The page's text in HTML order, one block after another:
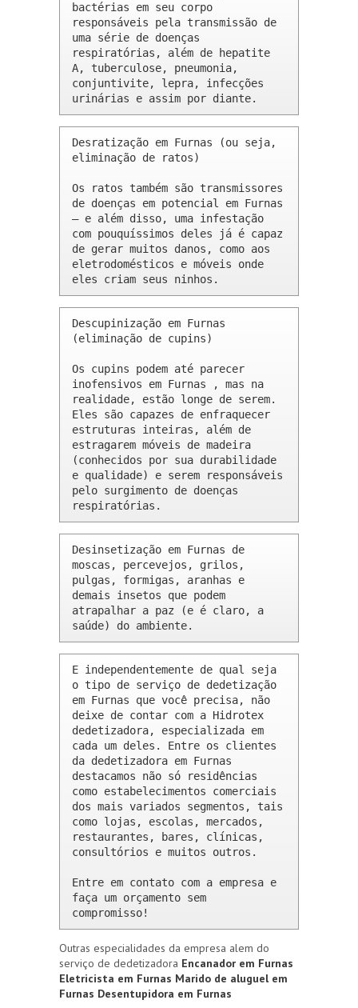
bactérias em seu corpo
responsáveis pela transmissão de
uma série de doenças
respiratórias, além de hepatite
A, tuberculose, pneumonia,
conjuntivite, lepra, infecções
urinárias e assim por diante.
Desratização em Furnas (ou seja,
eliminação de ratos)
Os ratos também são transmissores
de doenças em potencial em Furnas
– e além disso, uma infestação
com pouquíssimos deles já é capaz
de gerar muitos danos, como aos
eletrodomésticos e móveis onde
eles criam seus ninhos.
Descupinização em Furnas
(eliminação de cupins)
Os cupins podem até parecer
inofensivos em Furnas , mas na
realidade, estão longe de serem.
Eles são capazes de enfraquecer
estruturas inteiras, além de
estragarem móveis de madeira
(conhecidos por sua durabilidade
e qualidade) e serem responsáveis
pelo surgimento de doenças
respiratórias.
Desinsetização em Furnas de
moscas, percevejos, grilos,
pulgas, formigas, aranhas e
demais insetos que podem
atrapalhar a paz (e é claro, a
saúde) do ambiente.
E independentemente de qual seja
o tipo de serviço de dedetização
em Furnas que você precisa, não
deixe de contar com a Hidrotex
dedetizadora, especializada em
cada um deles. Entre os clientes
da dedetizadora em Furnas
destacamos não só residências
como estabelecimentos comerciais
dos mais variados segmentos, tais
como lojas, escolas, mercados,
restaurantes, bares, clínicas,
consultórios e muitos outros.
Entre em contato com a empresa e
faça um orçamento sem
compromisso!
Outras especialidades da empresa alem do
serviço de dedetizadora Encanador em Furnas
Eletricista em Furnas Marido de aluguel em
Furnas Desentupidora em Furnas